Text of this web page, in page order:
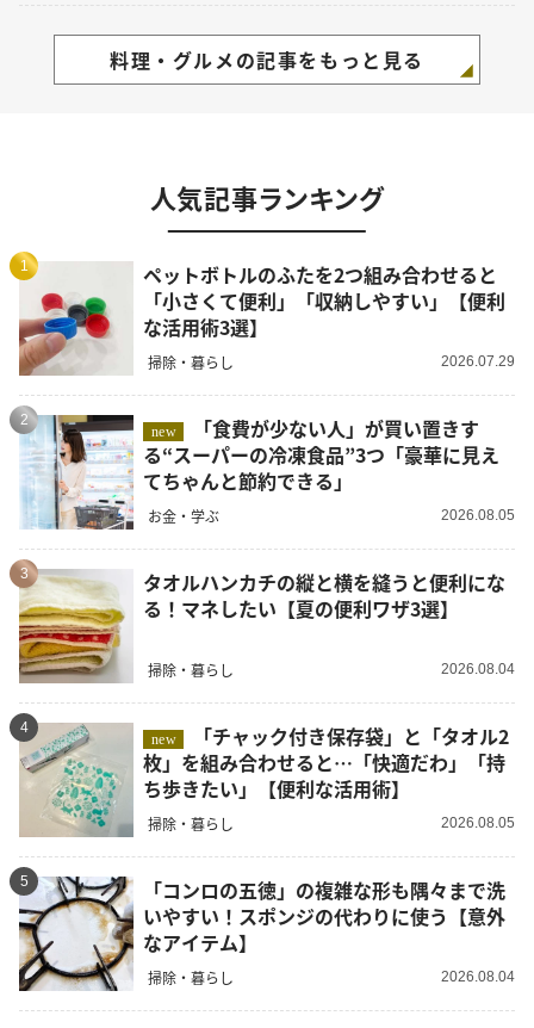
料理・グルメの記事をもっと見る
人気記事ランキング
1
ペットボトルのふたを2つ組み合わせると
「小さくて便利」「収納しやすい」【便利
な活用術3選】
掃除・暮らし 2026.07.29
2
new
る“スーパーの冷凍食品”3つ「豪華に見え
てちゃんと節約できる」
お金・学ぶ 2026.08.05
3
タオルハンカチの縦と横を縫うと便利にな
る！マネしたい【夏の便利ワザ3選】
掃除・暮らし 2026.08.04
4
new
枚」を組み合わせると…「快適だわ」「持
ち歩きたい」【便利な活用術】
掃除・暮らし 2026.08.05
5
「コンロの五徳」の複雑な形も隅々まで洗
いやすい！スポンジの代わりに使う【意外
なアイテム】
掃除・暮らし 2026.08.04